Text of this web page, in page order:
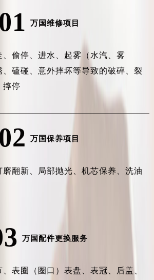
01 万国维修项目
、偷停、进水、起雾（水汽、雾
磕碰、意外摔坏等导致的破碎、裂
摔停
02 万国保养项目
翻新、局部抛光、机芯保养、洗油
万国配件更换服务
表圈（圈口）表盘、表冠、后盖、